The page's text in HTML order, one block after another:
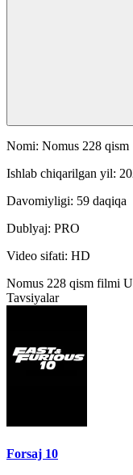
Nomi: Nomus 228 qism
Ishlab chiqarilgan yil:
Davomiyligi: 59 daqiqa
Dublyaj: PRO
Video sifati: HD
Nomus 228 qism filmi
Tavsiyalar
Forsaj 10